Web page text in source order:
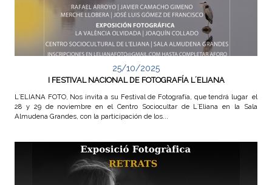
25/10/2025
I FESTIVAL NACIONAL DE FOTOGRAFÍA L´ELIANA
L´ELIANA FOTO, Nos invita a su Festival de Fotografía, que tendrá lugar el
28 y 29 de noviembre en el Centro Sociocultar de L´Eliana en la Sala
Almudena Grandes, con la participación de los...